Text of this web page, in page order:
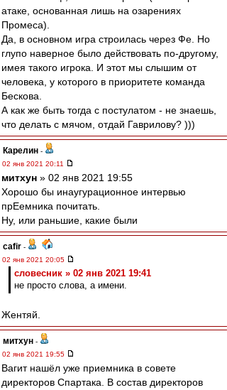
атаке, основанная лишь на озарениях
Промеса).
Да, в основном игра строилась через Фе. Но
глупо наверное было действовать по-другому,
имея такого игрока. И этот мы слышим от
человека, у которого в приоритете команда
Бескова.
А как же быть тогда с постулатом - не знаешь,
что делать с мячом, отдай Гаврилову? )))
Карелин -
02 янв 2021 20:11
митхун » 02 янв 2021 19:55
Хорошо бы инаугурационное интервью
прЕемника почитать.
Ну, или раньшие, какие были
cafir -
02 янв 2021 20:05
словесник » 02 янв 2021 19:41
не просто слова, а имени.
Жентяй.
митхун -
02 янв 2021 19:55
Вагит нашёл уже приемника в совете
директоров Спартака. В состав директоров